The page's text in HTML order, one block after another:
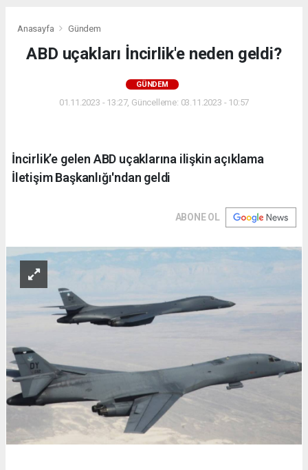
Anasayfa Gündem
ABD uçakları İncirlik'e neden geldi?
GÜNDEM
01.11.2023 - 13:27, Güncelleme: 03.11.2023 - 10:57
İncirlik’e gelen ABD uçaklarına ilişkin açıklama
İletişim Başkanlığı'ndan geldi
ABONE OL